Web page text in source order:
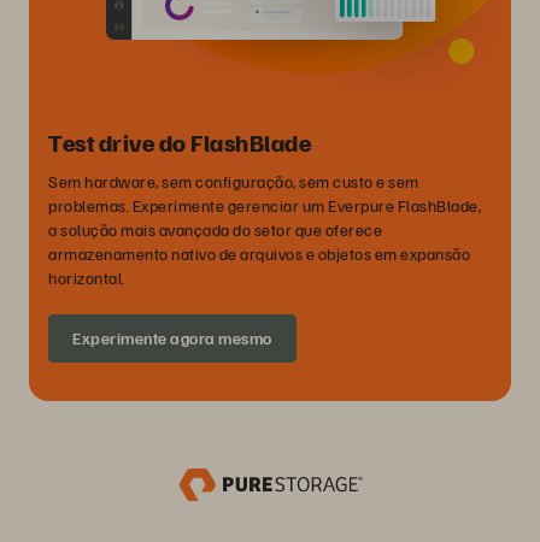
Test drive do FlashBlade
Sem hardware, sem configuração, sem custo e sem
problemas. Experimente gerenciar um Everpure FlashBlade,
a solução mais avançada do setor que oferece
armazenamento nativo de arquivos e objetos em expansão
horizontal.
Experimente agora mesmo